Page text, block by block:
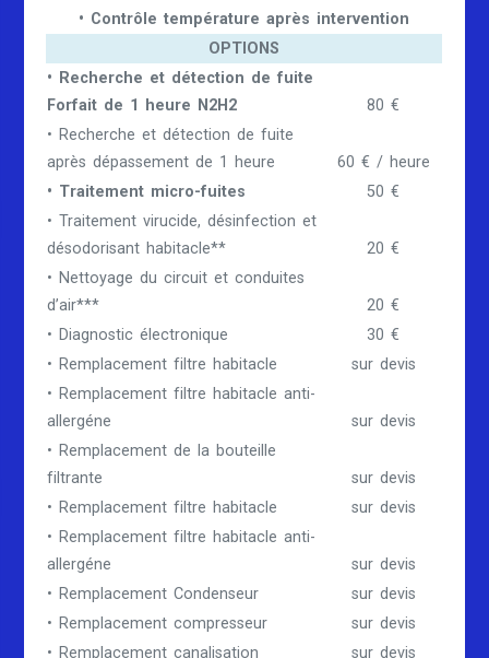
• Contrôle température après intervention
OPTIONS
• Recherche et détection de fuite
Forfait de 1 heure N2H2
80 €
• Recherche et détection de fuite
après dépassement de 1 heure
60 € / heure
• Traitement micro-fuites
50 €
• Traitement virucide, désinfection et
désodorisant habitacle**
20 €
• Nettoyage du circuit et conduites
d’air***
20 €
• Diagnostic électronique
30 €
• Remplacement filtre habitacle
sur devis
• Remplacement filtre habitacle anti-
allergéne
sur devis
• Remplacement de la bouteille
filtrante
sur devis
• Remplacement filtre habitacle
sur devis
• Remplacement filtre habitacle anti-
allergéne
sur devis
• Remplacement Condenseur
sur devis
• Remplacement compresseur
sur devis
• Remplacement canalisation
sur devis